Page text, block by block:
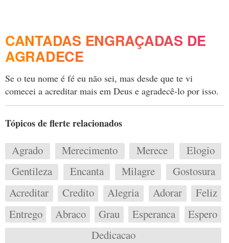
CANTADAS ENGRAÇADAS DE
AGRADECE
Se o teu nome é fé eu não sei, mas desde que te vi
comecei a acreditar mais em Deus e agradecê-lo por isso.
Tópicos de flerte relacionados
Agrado Merecimento Merece
Elogio
Gentileza
Encanta Milagre
Gostosura
Acreditar
Credito Alegria Adorar
Feliz
Entrego
Abraco Grau Esperanca
Espero
Dedicacao